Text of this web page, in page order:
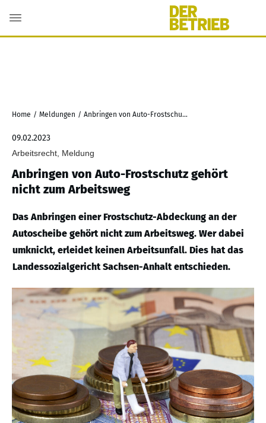
Home / Meldungen / Anbringen von Auto-Frostschutz gehört nicht zum Arbeitsweg
09.02.2023
Arbeitsrecht, Meldung
Anbringen von Auto-Frostschutz gehört
nicht zum Arbeitsweg
Das Anbringen einer Frostschutz-Abdeckung an der
Autoscheibe gehört nicht zum Arbeitsweg. Wer dabei
umknickt, erleidet keinen Arbeitsunfall. Dies hat das
Landessozialgericht Sachsen-Anhalt entschieden.